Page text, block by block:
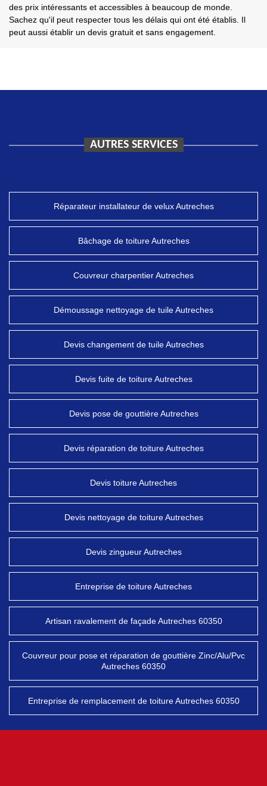
des prix intéressants et accessibles à beaucoup de monde.
Sachez qu'il peut respecter tous les délais qui ont été établis. Il
peut aussi établir un devis gratuit et sans engagement.
AUTRES SERVICES
Réparateur installateur de velux Autreches
Bâchage de toiture Autreches
Couvreur charpentier Autreches
Démoussage nettoyage de tuile Autreches
Devis changement de tuile Autreches
Devis fuite de toiture Autreches
Devis pose de gouttière Autreches
Devis réparation de toiture Autreches
Devis toiture Autreches
Devis nettoyage de toiture Autreches
Devis zingueur Autreches
Entreprise de toiture Autreches
Artisan ravalement de façade Autreches 60350
Couvreur pour pose et réparation de gouttière Zinc/Alu/Pvc
Autreches 60350
Entreprise de remplacement de toiture Autreches 60350